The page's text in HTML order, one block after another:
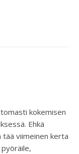
kokemisen
Ehkä
tää viimeinen kerta